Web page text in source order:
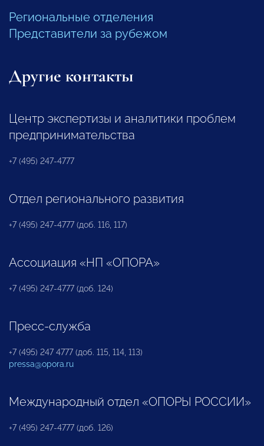
Региональные отделения
Представители за рубежом
Другие контакты
Центр экспертизы и аналитики проблем
предпринимательства
+7 (495) 247-4777
Отдел регионального развития
+7 (495) 247-4777 (доб. 116, 117)
Ассоциация «НП «ОПОРА»
+7 (495) 247-4777 (доб. 124)
Пресс-служба
+7 (495) 247 4777 (доб. 115, 114, 113)
pressa@opora.ru
Международный отдел «ОПОРЫ РОССИИ»
+7 (495) 247-4777 (доб. 126)